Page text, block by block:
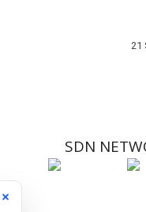
21
SDN